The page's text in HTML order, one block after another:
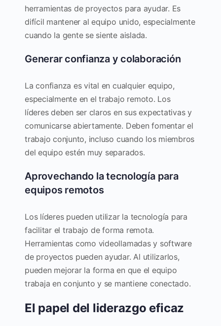
herramientas de proyectos para ayudar. Es
difícil mantener al equipo unido, especialmente
cuando la gente se siente aislada.
Generar confianza y colaboración
La confianza es vital en cualquier equipo,
especialmente en el trabajo remoto. Los
líderes deben ser claros en sus expectativas y
comunicarse abiertamente. Deben fomentar el
trabajo conjunto, incluso cuando los miembros
del equipo estén muy separados.
Aprovechando la tecnología para
equipos remotos
Los líderes pueden utilizar la tecnología para
facilitar el trabajo de forma remota.
Herramientas como videollamadas y software
de proyectos pueden ayudar. Al utilizarlos,
pueden mejorar la forma en que el equipo
trabaja en conjunto y se mantiene conectado.
El papel del liderazgo eficaz